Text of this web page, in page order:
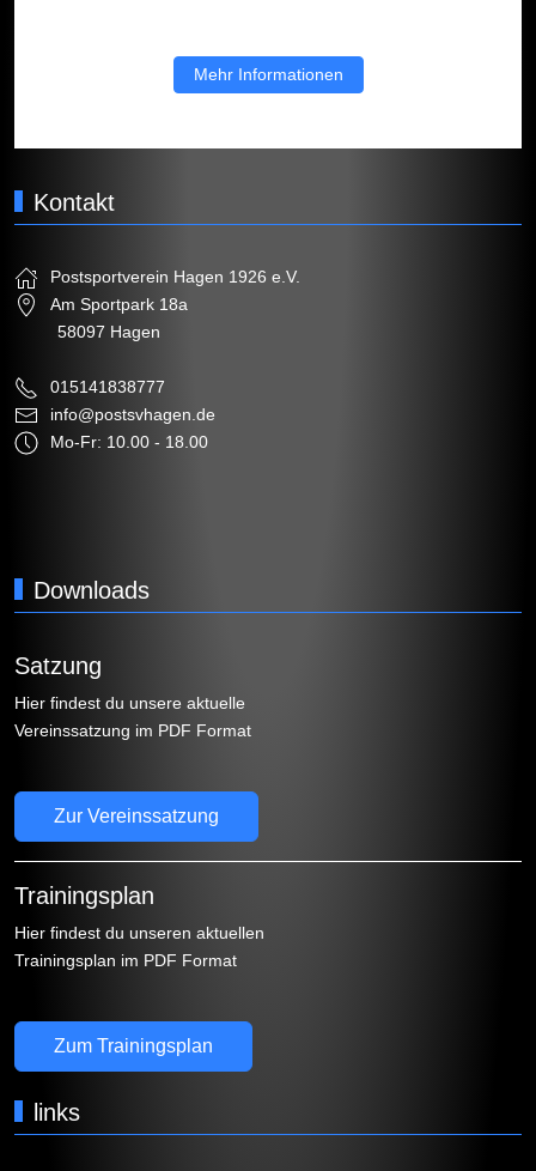
Mehr Informationen
Kontakt
Postsportverein Hagen 1926 e.V.
Am Sportpark 18a
58097 Hagen
015141838777
info@postsvhagen.de
Mo-Fr: 10.00 - 18.00
Downloads
Satzung
Hier findest du unsere aktuelle
Vereinssatzung im PDF Format
Zur Vereinssatzung
Trainingsplan
Hier findest du unseren aktuellen
Trainingsplan im PDF Format
Zum Trainingsplan
links